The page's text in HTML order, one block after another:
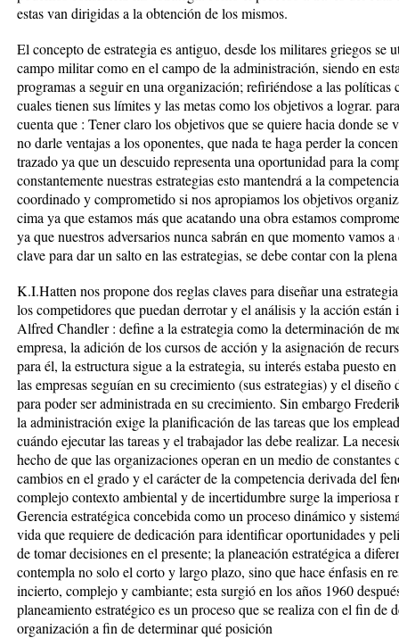
estas van dirigidas a la obtención de los mismos.
El concepto de estrategia es antiguo, desde los militares griegos se
campo militar como en el campo de la administración, siendo en
programas a seguir en una organización; refiriéndose a las políticas
cuales tienen sus límites y las metas como los objetivos a lograr.
cuenta que : Tener claro los objetivos que se quiere hacia donde
no darle ventajas a los oponentes, que nada te haga perder la
trazado ya que un descuido representa una oportunidad para la
constantemente nuestras estrategias esto mantendrá a la
coordinado y comprometido si nos apropiamos los objetivos
cima ya que estamos más que acatando una obra estamos
ya que nuestros adversarios nunca sabrán en que momento vamos
clave para dar un salto en las estrategias, se debe contar con la
K.I.Hatten nos propone dos reglas claves para diseñar una
los competidores que puedan derrotar y el análisis y la acción
Alfred Chandler : define a la estrategia como la determinación de
empresa, la adición de los cursos de acción y la asignación de
para él, la estructura sigue a la estrategia, su interés estaba puesto
las empresas seguían en su crecimiento (sus estrategias) y el
para poder ser administrada en su crecimiento. Sin embargo
la administración exige la planificación de las tareas que los
cuándo ejecutar las tareas y el trabajador las debe realizar. La
hecho de que las organizaciones operan en un medio de
cambios en el grado y el carácter de la competencia derivada del
complejo contexto ambiental y de incertidumbre surge la imperiosa
Gerencia estratégica concebida como un proceso dinámico y
vida que requiere de dedicación para identificar oportunidades y
de tomar decisiones en el presente; la planeación estratégica a
contempla no solo el corto y largo plazo, sino que hace énfasis en
incierto, complejo y cambiante; esta surgió en los años 1960
planeamiento estratégico es un proceso que se realiza con el fin de
organización a fin de determinar qué posición